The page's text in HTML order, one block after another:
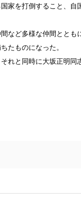
家を打倒すること、自
など多様な仲間ととも
たものになった。
れと同時に大坂正明同